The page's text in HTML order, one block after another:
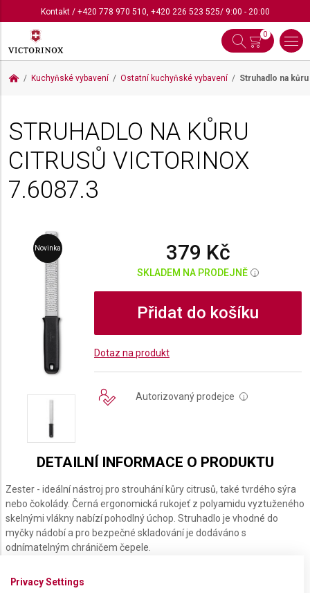
Kontakt/ +420 778 970 510, +420 226 523 525/ 9:00 - 20:00
0
Kuchyňské vybavení Ostatní kuchyňské vybavení Struhadlo na
STRUHADLO NA KŮRU
CITRUSŮ VICTORINOX
7.6087.3
Novinka 379 Kč
SKLADEM NA PRODEJNĚ i
Přidat do košíku
Dotaz na produkt
Autorizovaný prodejce i
DETAILNÍ INFORMACE O PRODUKTU
Zester - ideální nástroj pro strouhání kůry citrusů, také tvrdého sýra
nebo čokolády. Černá ergonomická rukojeť z polyamidu vyztuženého
skelnými vlákny nabízí pohodlný úchop. Struhadlo je vhodné do
myčky nádobí a pro bezpečné skladování je dodáváno s
odnímatelným chráničem čepele.
Privacy Settings